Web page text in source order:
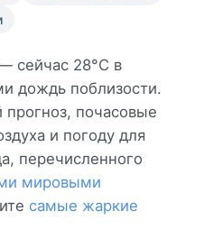
сейчас 28°C в
дождь поблизости.
почасовые
и погоду для
перечисленного
мировыми
самые жаркие